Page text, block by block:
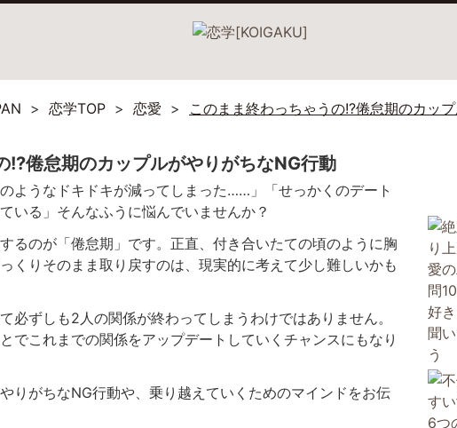
恋学TOP 恋愛 このまま終わっちゃうの!?倦怠期のカッ
!?倦怠期のカップルがやりがちなNG行動
ようなドキドキが減ってしまった……」「せっかくのデート
いる」そんなふうに悩んでいませんか？
るのが「倦怠期」です。正直、付き合いたての頃のように胸
くりそのまま取り戻すのは、現実的に考えて少し難しいかも
必ずしも2人の関係が終わってしまうわけではありません。
でこれまでの関係をアップデートしていくチャンスにもなり
りがちなNG行動や、乗り越えていくためのマインドをお伝